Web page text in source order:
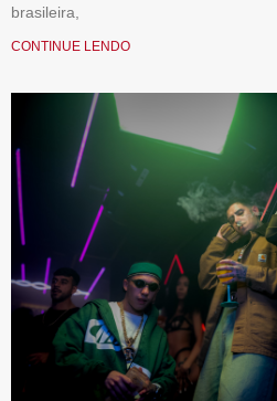
brasileira,
CONTINUE LENDO